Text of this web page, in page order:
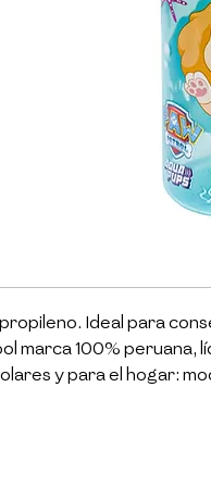
Ideal para
marca 100% peruana,
y para el hogar: